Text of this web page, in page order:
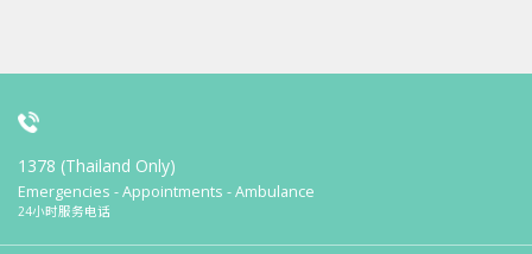
1378 (Thailand Only)
Emergencies - Appointments - Ambulance
24小时服务电话